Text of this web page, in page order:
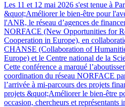
Les 11 et 12 mai 2026 s'est tenue à
&quot;Améliorer le bien-être pour
l'ANR, le réseau d’agences de
NORFACE (New Opportunities for
Cooperation in Europe), en
CHANSE (Collaboration of
Europe) et le Centre national de la
Cette conférence a marqué
coordination du réseau NORFACE
l’arrivée à mi-parcours des projets
projets &quot;Améliorer le bien-être
occasion, chercheurs et représentants